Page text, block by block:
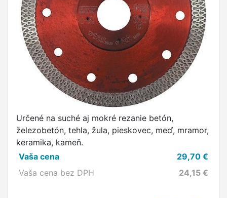
Určené na suché aj mokré rezanie betón,
železobetón, tehla, žula, pieskovec, meď, mramor,
keramika, kameň.
Vaša cena
29,70 €
Vaša cena bez DPH
24,15 €